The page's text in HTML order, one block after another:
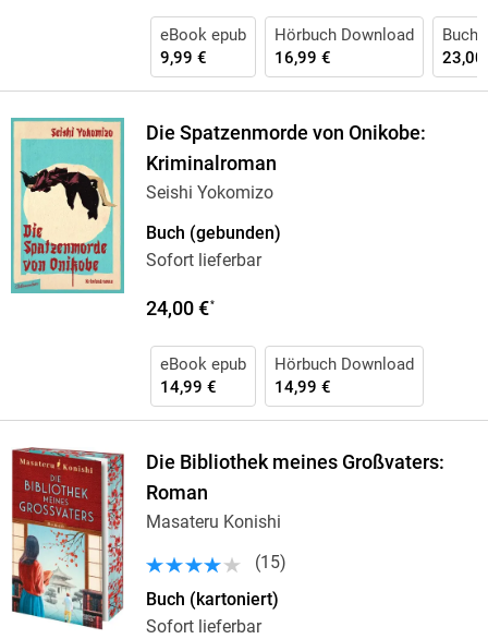
eBook epub
9,99 €
Hörbuch Download
16,99 €
Buch
23,00
Die Spatzenmorde von Onikobe:
Kriminalroman
Seishi Yokomizo
Buch (gebunden)
Sofort lieferbar
24,00 €*
eBook epub
14,99 €
Hörbuch Download
14,99 €
Die Bibliothek meines Großvaters:
Roman
Masateru Konishi
(15)
Buch (kartoniert)
Sofort lieferbar